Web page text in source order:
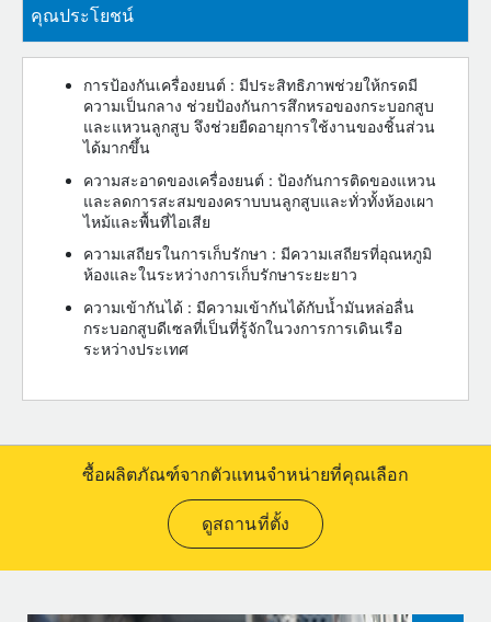
คุณประโยชน์
การป้องกันเครื่องยนต์ : มีประสิทธิภาพช่วยให้กรดมี
ความเป็นกลาง ช่วยป้องกันการสึกหรอของกระบอกสูบ
และแหวนลูกสูบ จึงช่วยยืดอายุการใช้งานของชิ้นส่วน
ได้มากขึ้น
ความสะอาดของเครื่องยนต์ : ป้องกันการติดของแหวน
และลดการสะสมของคราบบนลูกสูบและทั่วทั้งห้องเผา
ไหม้และพื้นที่ไอเสีย
ความเสถียรในการเก็บรักษา : มีความเสถียรที่อุณหภูมิ
ห้องและในระหว่างการเก็บรักษาระยะยาว
ความเข้ากันได้ : มีความเข้ากันได้กับน้ำมันหล่อลื่น
กระบอกสูบดีเซลที่เป็นที่รู้จักในวงการการเดินเรือ
ระหว่างประเทศ
ซื้อผลิตภัณฑ์จากตัวแทนจำหน่ายที่คุณเลือก
ดูสถานที่ตั้ง